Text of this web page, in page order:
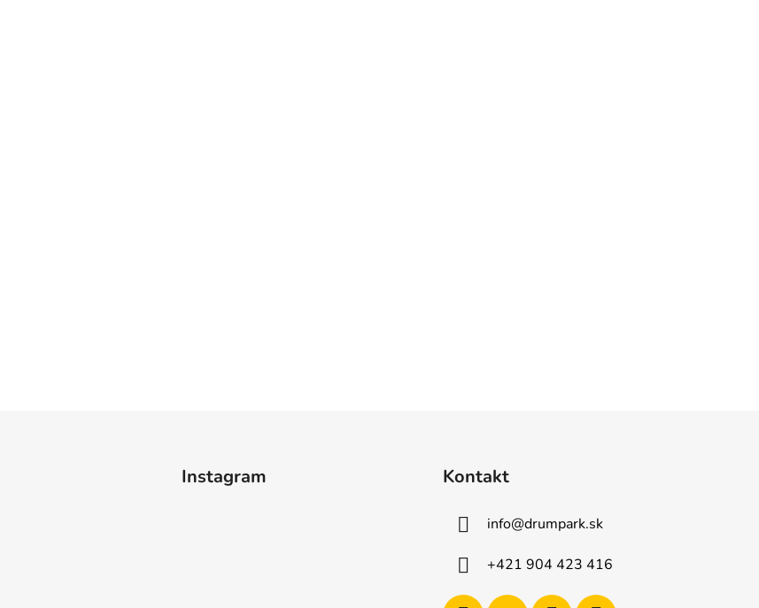
Instagram Kontakt
info@drumpark.sk
+421 904 423 416